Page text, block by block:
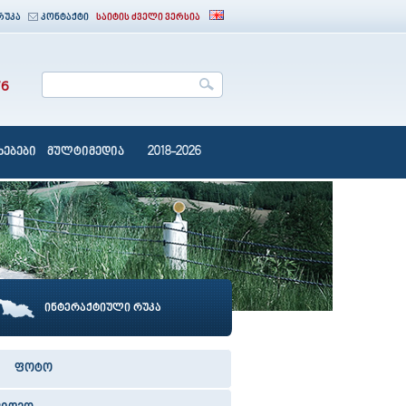
კონტაქტი საიტის ძველი ვერსია
მულტიმედია 2018-2026
ინტერაქტიული რუკა
ფოტო